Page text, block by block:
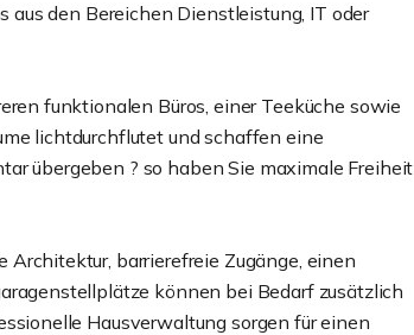
den Bereichen Dienstleistung, IT oder
funktionalen Büros, einer Teeküche sowie
lichtdurchflutet und schaffen eine
übergeben ? so haben Sie maximale Freiheit
Architektur, barrierefreie Zugänge, einen
können bei Bedarf zusätzlich
Hausverwaltung sorgen für einen